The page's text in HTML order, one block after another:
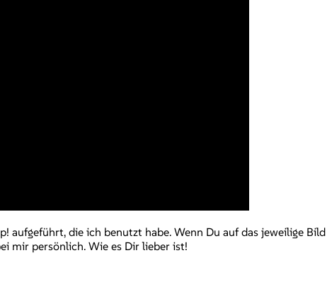
die ich benutzt habe. Wenn Du auf das jeweilige
mir persönlich. Wie es Dir lieber ist!